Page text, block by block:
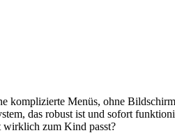
Menüs, ohne
das robust ist und sofort
wirklich zum Kind passt?